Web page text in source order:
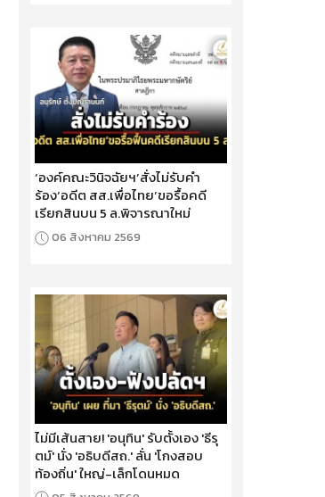
‘องค์คณะวินิจฉัยฯ’สั่งไม่รับคำ
ร้อง‘อดีต สส.เพื่อไทย’ขอรื้อคดี
เรียกสินบน 5 ล.พิจารณาใหม่
06 สิงหาคม 2569
ไม่มีเส้นสาย! 'อนุทิน' รับตั้งเอง 'ธีรุ
ตม์' นั่ง 'อธิบดีสถ.' ลั่น 'โกงสอบ
ท้องถิ่น' ใหญ่-เล็กโดนหมด